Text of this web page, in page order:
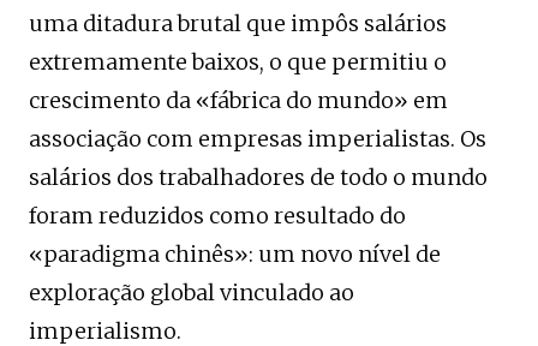
uma ditadura brutal que impôs salários
extremamente baixos, o que permitiu o
crescimento da «fábrica do mundo» em
associação com empresas imperialistas. Os
salários dos trabalhadores de todo o mundo
foram reduzidos como resultado do
«paradigma chinês»: um novo nível de
exploração global vinculado ao
imperialismo.